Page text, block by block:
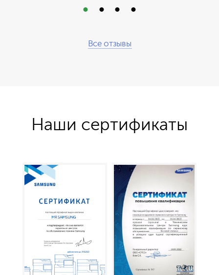
Все отзывы
Наши сертификаты